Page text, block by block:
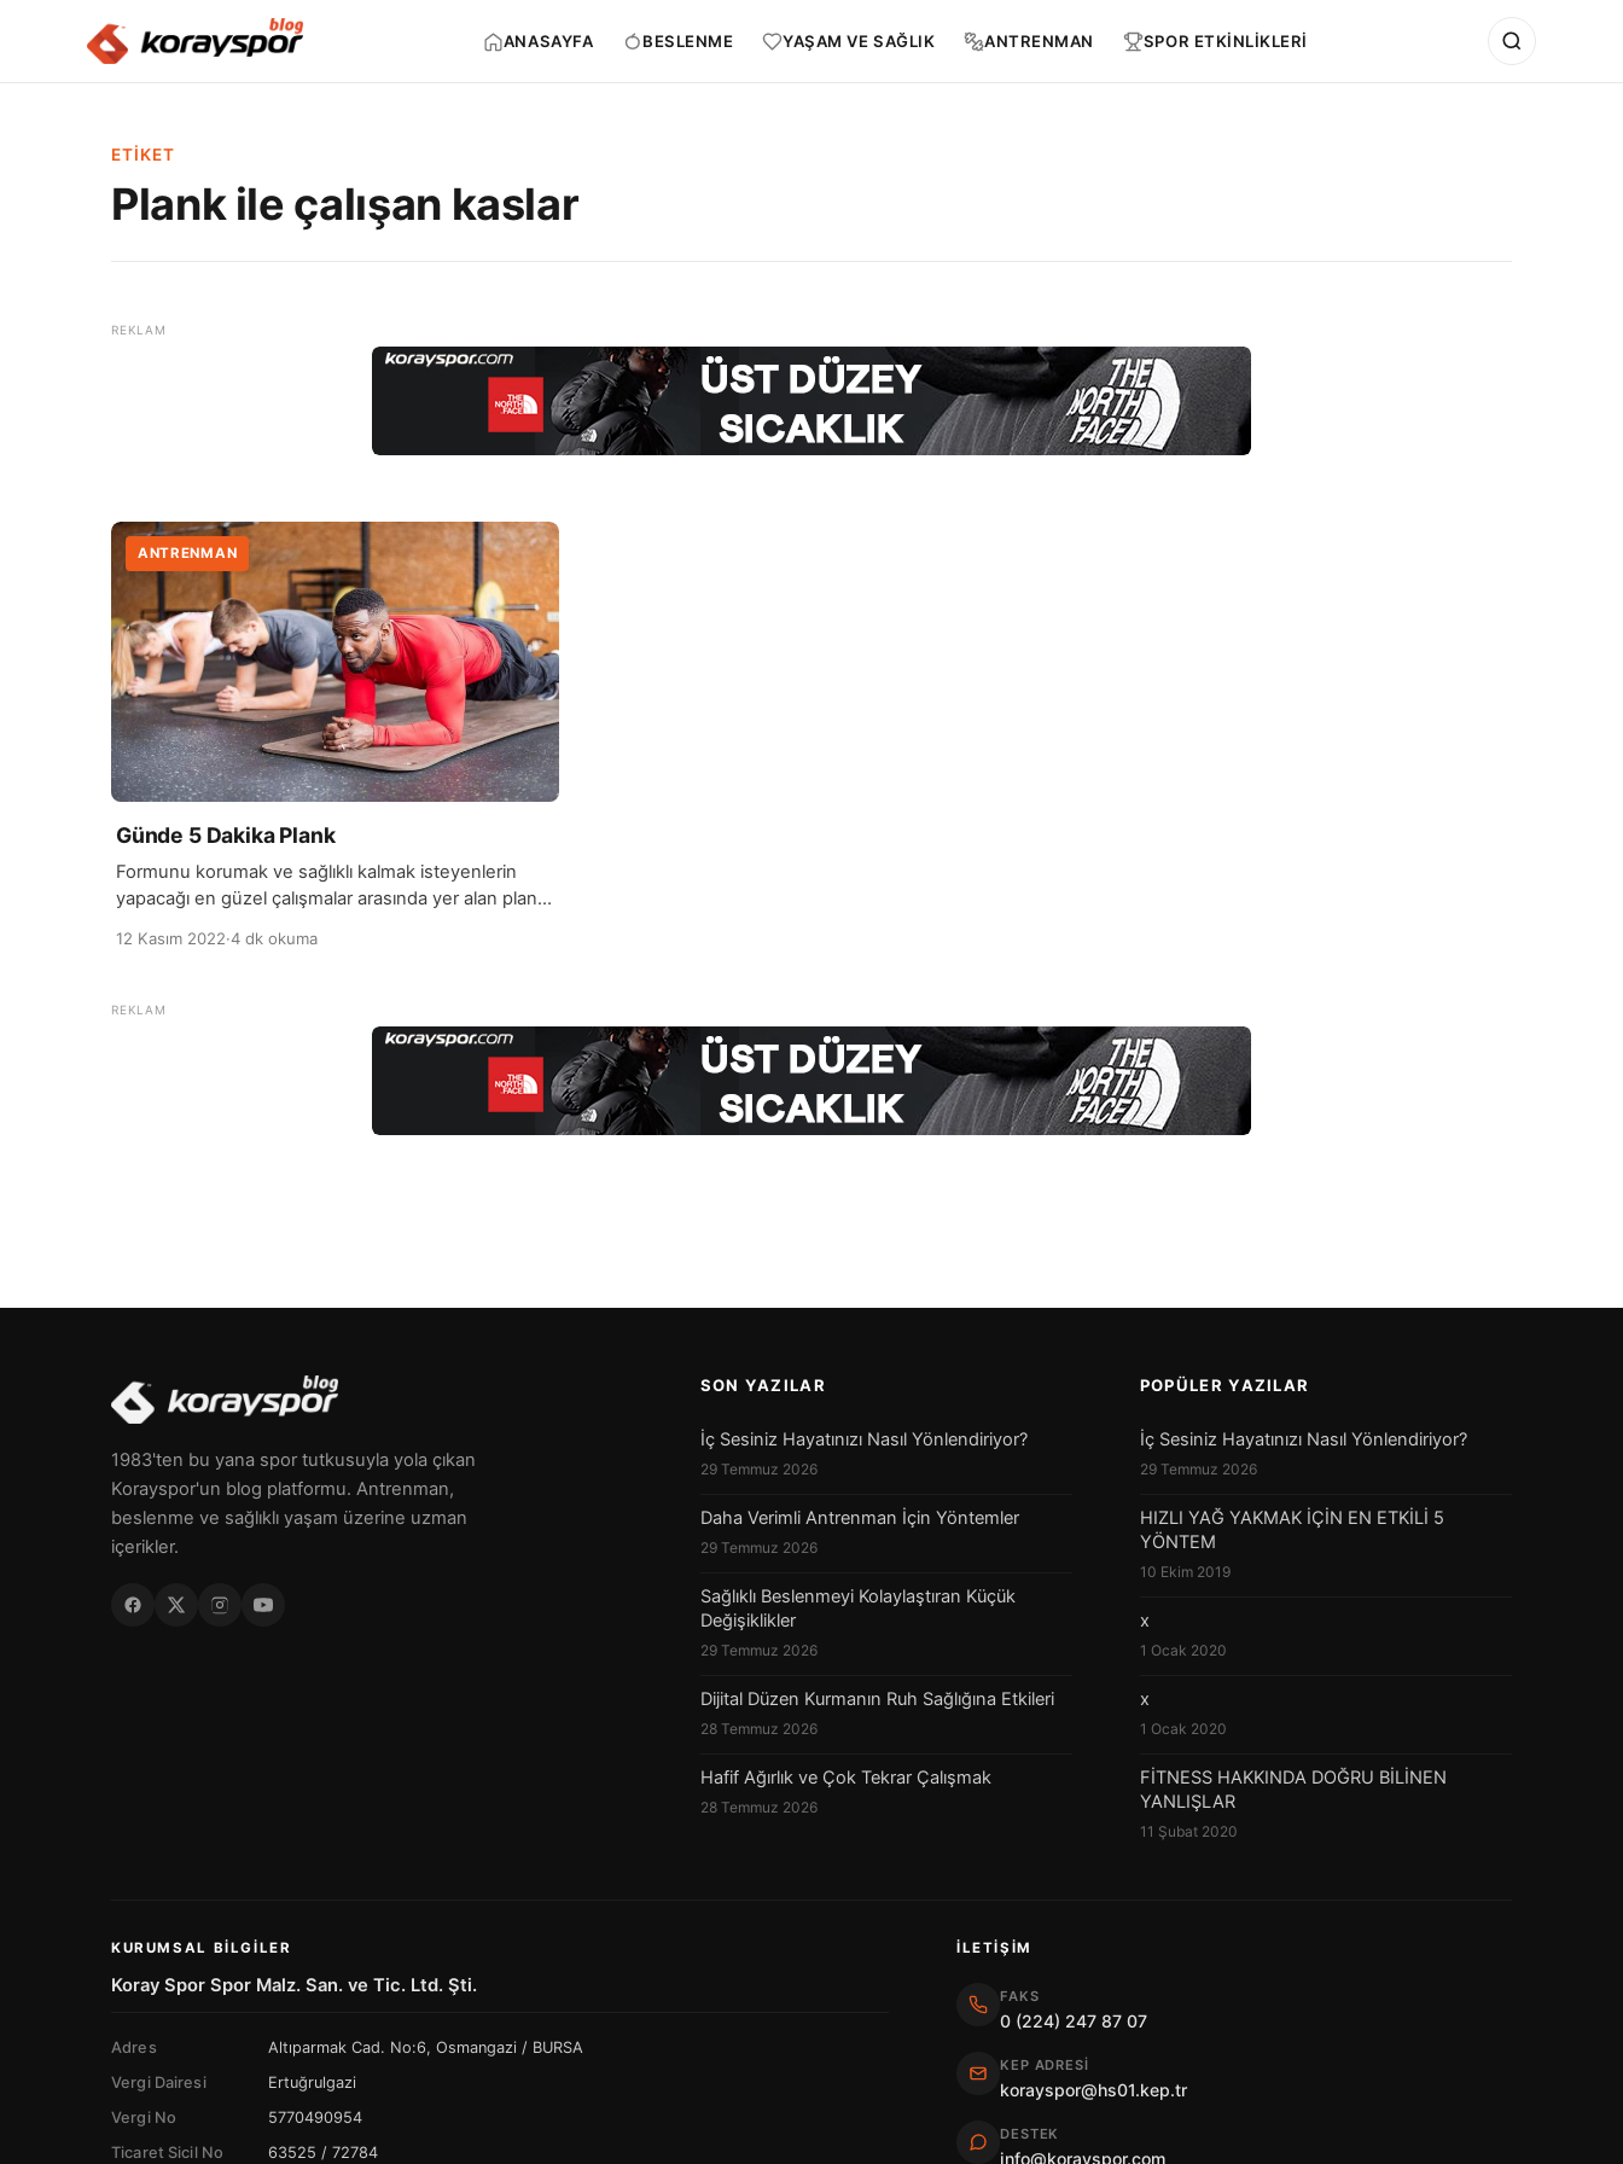
ANASAYFA BESLENME YAŞAM VE SAĞLIK ANTRENMAN SPOR ETKİNLİKLERİ
ETIKET
Plank ile çalışan kaslar
ANTRENMAN
Günde 5 Dakika Plank
Formunu korumak ve sağlıklı kalmak isteyenlerin
yapacağı en güzel çalışmalar arasında yer alan plank
bulamayan bireyler için mükemmel bir fırsat. Özellikle
çalışmalardan olan plank egzersizi, pratik ve basit
uygulanabildiğinden tercih sebebi oluyor. İstikrarlı ve
hakkını vererek yapacağınız günlük plank egzersizi,
12 Kasım 2022·4 dk okuma
1983'ten bu yana spor tutkusuyla yola çıkan
Korayspor'un blog platformu. Antrenman,
beslenme ve sağlıklı yaşam üzerine uzman
içerikler.
SON YAZILAR
İç Sesiniz Hayatınızı Nasıl Yönlendiriyor?
29 Temmuz 2026
Daha Verimli Antrenman İçin Yöntemler
29 Temmuz 2026
Sağlıklı Beslenmeyi Kolaylaştıran Küçük
Değişiklikler
29 Temmuz 2026
Dijital Düzen Kurmanın Ruh Sağlığına Etkileri
28 Temmuz 2026
Hafif Ağırlık ve Çok Tekrar Çalışmak
28 Temmuz 2026
POPÜLER YAZILAR
İç Sesiniz Hayatınızı Nasıl Yönlendiriyor?
29 Temmuz 2026
HIZLI YAĞ YAKMAK İÇİN EN ETKİLİ 5
YÖNTEM
10 Ekim 2019
x
1 Ocak 2020
x
1 Ocak 2020
FİTNESS HAKKINDA DOĞRU BİLİNEN
YANLIŞLAR
11 Şubat 2020
KURUMSAL BILGILER
Koray Spor Spor Malz. San. ve Tic. Ltd. Şti.
Adres
Altıparmak Cad. No:6, Osmangazi / BURSA
Vergi Dairesi
Ertuğrulgazi
Vergi No
5770490954
Ticaret Sicil No
63525 / 72784
İLETIŞIM
FAKS
0 (224) 247 87 07
KEP ADRESI
korayspor@hs01.kep.tr
DESTEK
info@korayspor.com